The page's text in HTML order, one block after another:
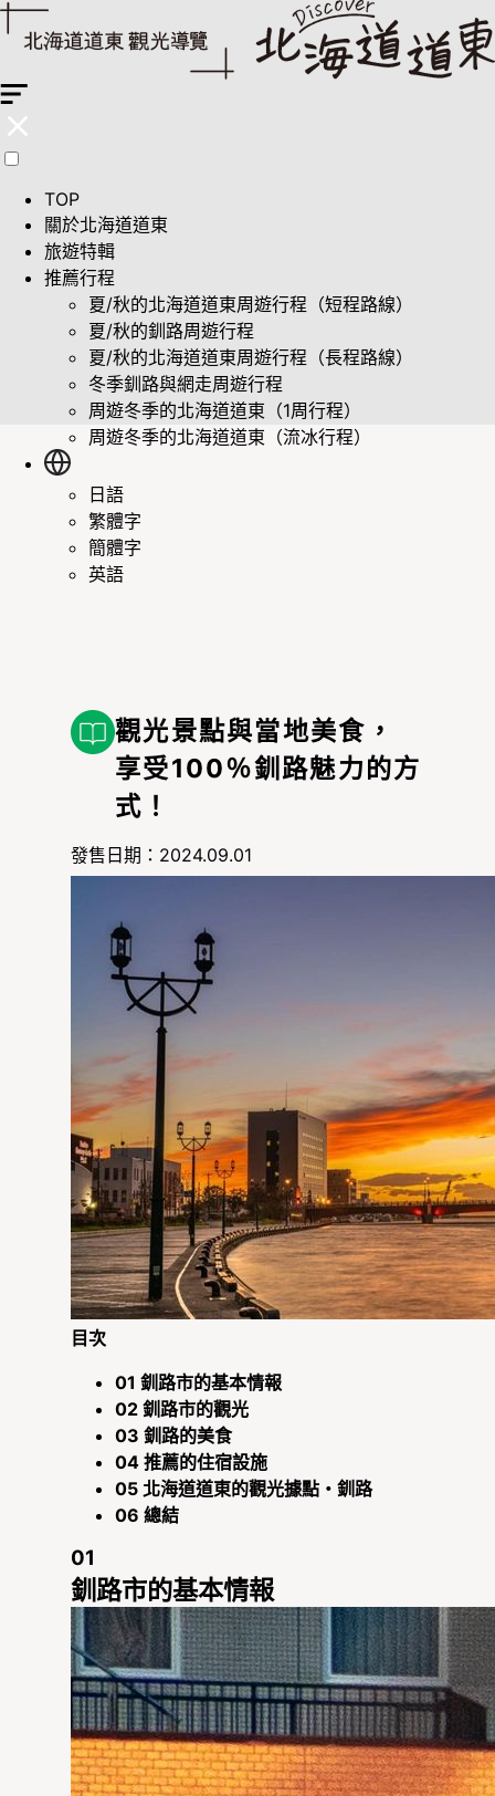
TOP
關於北海道道東
旅遊特輯
推薦行程
夏/秋的北海道道東周遊行程（短程路線）
夏/秋的釧路周遊行程
夏/秋的北海道道東周遊行程（長程路線）
冬季釧路與網走周遊行程
周遊冬季的北海道道東（1周行程）
周遊冬季的北海道道東（流冰行程）
日語
繁體字
簡體字
英語
觀光景點與當地美食，
享受100％釧路魅力的方
式！
發售日期：2024.09.01
目次
01 釧路市的基本情報
02 釧路市的觀光
03 釧路的美食
04 推薦的住宿設施
05 北海道道東的觀光據點・釧路
06 總結
01
釧路市的基本情報